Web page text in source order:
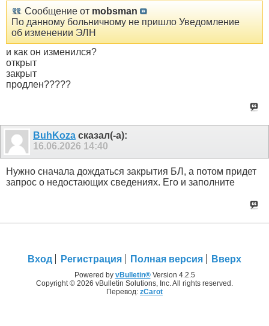
Сообщение от mobsman
По данному больничному не пришло Уведомление
об изменении ЭЛН
и как он изменился?
открыт
закрыт
продлен?????
BuhKoza сказал(-а):
16.06.2026 14:40
Нужно сначала дождаться закрытия БЛ, а потом придет
запрос о недостающих сведениях. Его и заполните
Вход Регистрация Полная версия Вверх
Powered by vBulletin®Version 4.2.5
Copyright © 2026 vBulletin Solutions, Inc. All rights reserved.
Перевод: zCarot